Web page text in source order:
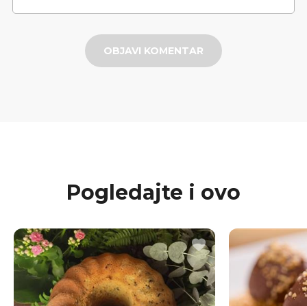
OBJAVI KOMENTAR
Pogledajte i ovo